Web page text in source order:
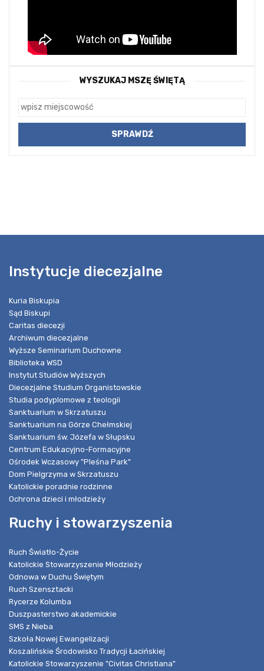
WYSZUKAJ MSZĘ ŚWIĘTĄ
Instytucje diecezjalne
Kuria Biskupia
Sąd Biskupi
Caritas diecezji
Archiwum diecezjalne
Wyższe Seminarium Duchowne
Biblioteka WSD
Instytut Studiów Wyższych
Diecezjalne Studium Organistowskie
Studia podyplomowe z teologii
Sanktuarium w Skrzatuszu
Sanktuarium na Górze Chełmskiej
Sanktuarium św. Józefa w Słupsku
Centrum Edukacyjno-Formacyjne
Ośrodek Wczasowy "Pleśna Park"
Dom Pielgrzyma w Skrzatuszu
Katolickie poradnie rodzinne
Ochrona dzieci i młodzieży
Ruchy i stowarzyszenia
Ruch Światło-Życie
Katolickie Stowarzyszenie Młodzieży
Odnowa w Duchu Świętym
Ruch Szensztacki
Rycerze Kolumba
Duszpasterstwo akademickie
SMS z Nieba
Szkoła Nowej Ewangelizacji
Koszalińskie Środowisko Tradycji Łacińskiej
Katolickie Stowarzyszenie "Civitas Christiana"